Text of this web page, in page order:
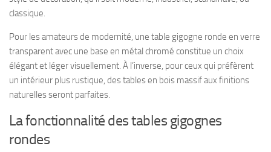
classique.
Pour les amateurs de modernité, une table gigogne ronde en verre
transparent avec une base en métal chromé constitue un choix
élégant et léger visuellement. À l’inverse, pour ceux qui préfèrent
un intérieur plus rustique, des tables en bois massif aux finitions
naturelles seront parfaites.
La fonctionnalité des tables gigognes
rondes